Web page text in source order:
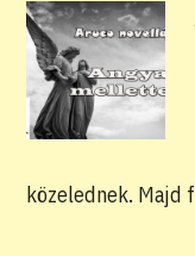
közelednek. Majd